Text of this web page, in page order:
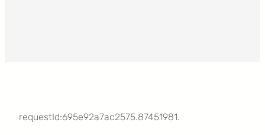
requestId:695e92a7ac2575.87451981.